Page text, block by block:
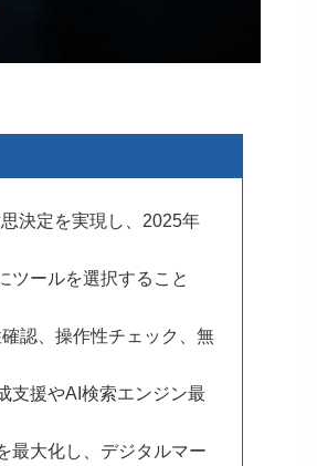
決定を実現し、2025年
ツールを選択すること
認、操作性チェック、無
支援やAI検索エンジン最
最大化し、デジタルマー